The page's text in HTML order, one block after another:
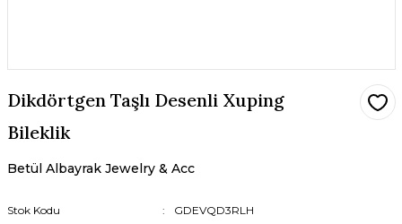
Dikdörtgen Taşlı Desenli Xuping
Bileklik
Betül Albayrak Jewelry & Acc
Stok Kodu
GDEVQD3RLH